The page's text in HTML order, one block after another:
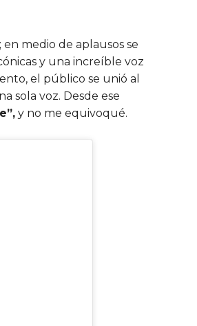
medio de aplausos se
y una increíble voz
el público se unió al
sola voz. Desde ese
y no me equivoqué.